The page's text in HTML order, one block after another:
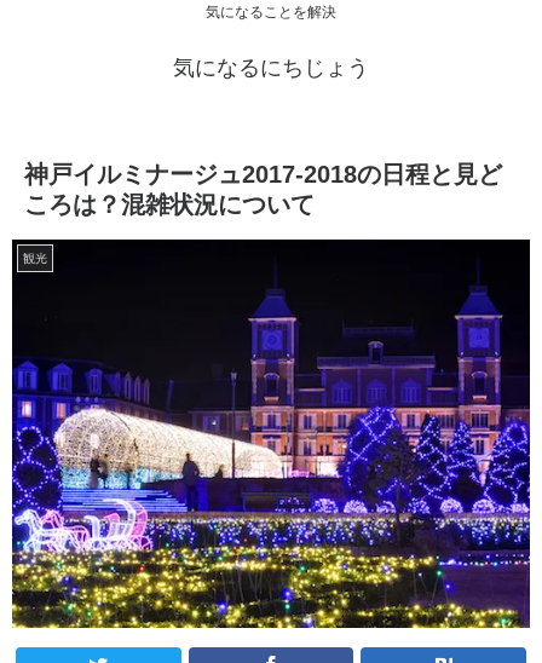
気になることを解決
気になるにちじょう
神戸イルミナージュ2017-2018の日程と見ど
ころは？混雑状況について
観光